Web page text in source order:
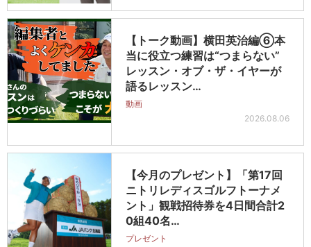
【トーク動画】横田英治編⑥本
当に役立つ練習は“つまらない”
レッスン・オブ・ザ・イヤーが
語るレッスン…
動画
2026.08.06
【今月のプレゼント】「第17回
ニトリレディスゴルフトーナメ
ント」観戦招待券を4日間合計2
0組40名…
プレゼント